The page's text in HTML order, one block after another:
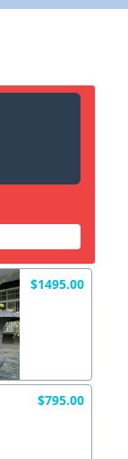
$1495.00
$795.00
courriel)
X Fermer